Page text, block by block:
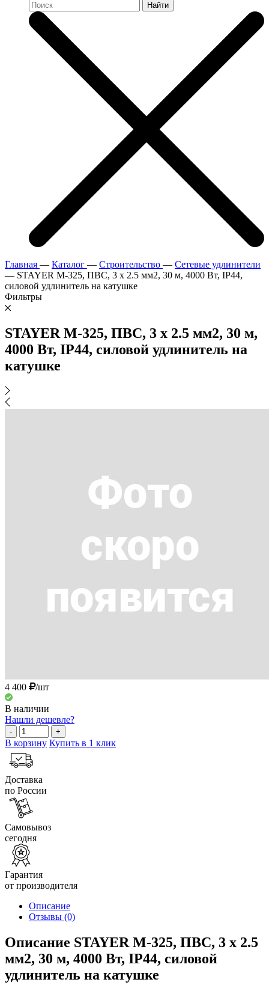
Найти
Главная — Каталог — Строительство — Сетевые удлинители
— STAYER М-325, ПВС, 3 х 2.5 мм2, 30 м, 4000 Вт, IP44,
силовой удлинитель на катушке
Фильтры
STAYER М-325, ПВС, 3 х 2.5 мм2, 30 м,
4000 Вт, IP44, силовой удлинитель на
катушке
4 400 /шт
В наличии
Нашли дешевле?
- +
В корзину Купить в 1 клик
Доставка
по России
Самовывоз
сегодня
Гарантия
от производителя
Описание
Отзывы (0)
Описание STAYER М-325, ПВС, 3 х 2.5
мм2, 30 м, 4000 Вт, IP44, силовой
удлинитель на катушке